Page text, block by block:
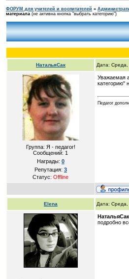
ФОРУМ для учителей и воспитателей »
материала (не активна кнопка "выбрать категорию")
НатальяСак Дата:
Группа: Я - педагог!
Сообщений: 1
Награды: 0
Репутация: 3
Статус:Offline
Уважаемая
категорию"
Педагог
Elena Дата:
НатальяСак
подробно